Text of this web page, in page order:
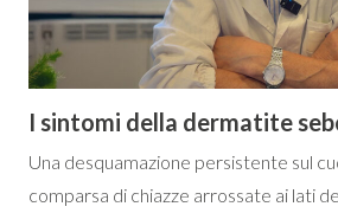
I sintomi della dermatite
Una desquamazione persistente sul
comparsa di chiazze arrossate ai lati